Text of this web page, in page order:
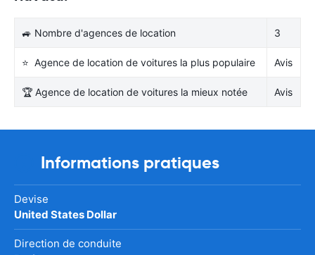
🚙 Nombre d'agences de location 3
⭐ Agence de location de voitures la plus populaire Avis
🏆 Agence de location de voitures la mieux notée Avis
Informations pratiques
Devise
United States Dollar
Direction de conduite